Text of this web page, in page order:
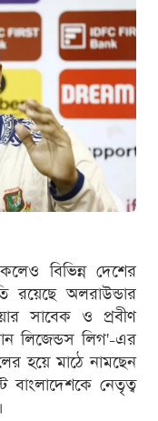
বিভিন্ন দেশের
রয়েছে অলরাউন্ডার
সাবেক ও প্রবীণ
লিজেন্ডস লিগ'-এর
হয়ে মাঠে নামছেন
বাংলাদেশকে নেতৃত্ব